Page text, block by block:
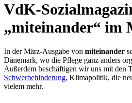
VdK-
„miteinander“ im
In der März-Ausgabe von miteinander
Dänemark, wo die Pflege ganz anders
Außerdem beschäftigen wir uns mit den
Schwerbehinderung, Klimapolitik, die
vielem mehr.